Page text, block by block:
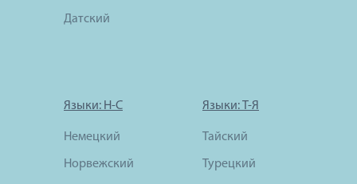
Датский
Языки: Н-С
Немецкий
Норвежский
Языки: Т-Я
Тайский
Турецкий